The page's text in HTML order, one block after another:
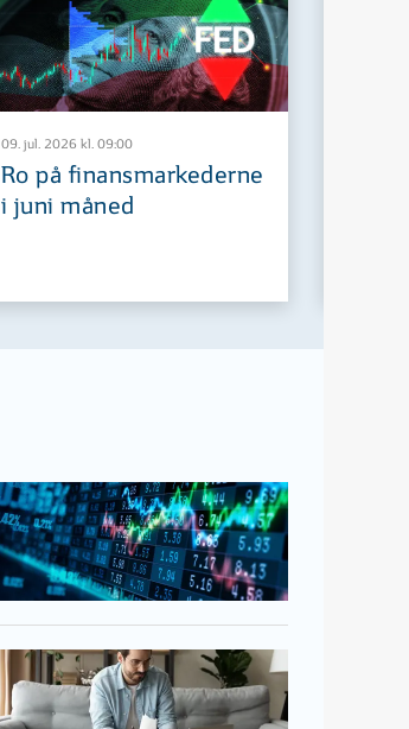
09. jul. 2026 kl. 09:00
Ro på finansmarkederne
i juni måned